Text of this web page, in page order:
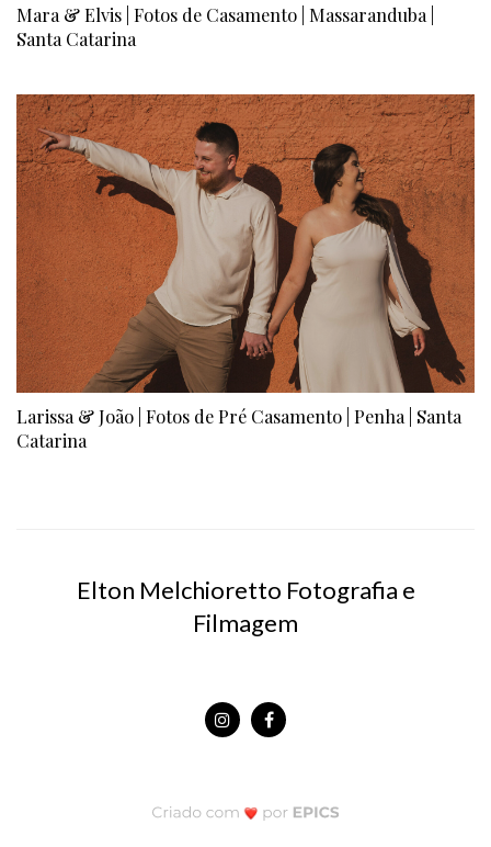
Mara & Elvis | Fotos de Casamento | Massaranduba |
Santa Catarina
Larissa & João | Fotos de Pré Casamento | Penha | Santa
Catarina
Elton Melchioretto Fotografia e
Filmagem